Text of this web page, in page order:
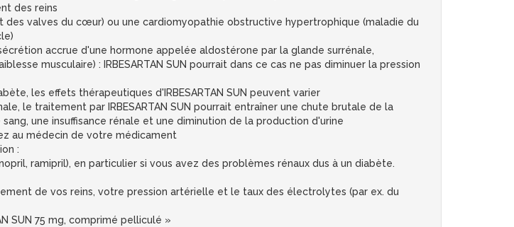
des reins
valves du cœur) ou une cardiomyopathie obstructive hypertrophique (maladie du
accrue d'une hormone appelée aldostérone par la glande surrénale,
musculaire) : IRBESARTAN SUN pourrait dans ce cas ne pas diminuer la pression
les effets thérapeutiques d'IRBESARTAN SUN peuvent varier
le traitement par IRBESARTAN SUN pourrait entraîner une chute brutale de la
une insuffisance rénale et une diminution de la production d'urine
au médecin de votre médicament
:
ramipril), en particulier si vous avez des problèmes rénaux dus à un diabète.
de vos reins, votre pression artérielle et le taux des électrolytes (par ex. du
SUN 75 mg, comprimé pelliculé »